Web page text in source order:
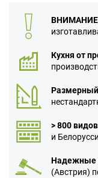
Кухня от
> 800
и
Надежные
(Австрия)